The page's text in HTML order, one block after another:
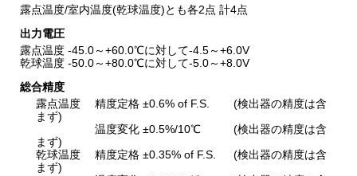
露点温度/室内温度(乾球温度)とも各2点 計4点
出力電圧
露点温度 -45.0～+60.0℃に対して-4.5～+6.0V
乾球温度 -50.0～+80.0℃に対して-5.0～+8.0V
総合精度
露点温度
精度定格 ±0.6% of F.S.
(検出器の精度は含
まず)
温度変化 ±0.5%/10℃
(検出器の精度は含
まず)
乾球温度
精度定格 ±0.35% of F.S.
(検出器の精度は含
まず)